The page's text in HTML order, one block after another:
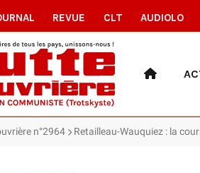
REVUE CLT AUDIOLO
n°2964 Retailleau-Wauquiez : la